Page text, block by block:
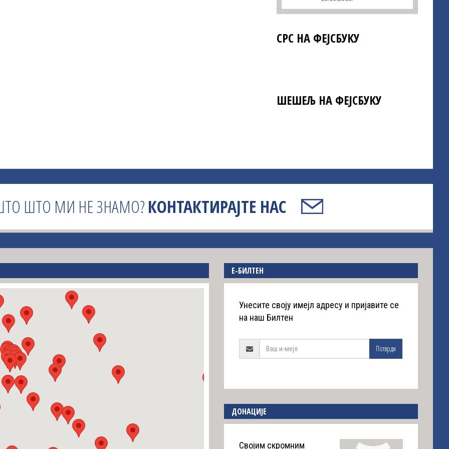
СРС НА ФЕЈСБУКУ
ШЕШЕЉ НА ФЕЈСБУКУ
ШТО МИ НЕ ЗНАМО?КОНТАКТИРАЈТЕ НАС
E-БИЛТЕН
Унесите своју имејл адресу и пријавите се
на наш Билтен
Потврди
ДОНАЦИЈЕ
Својим скромним